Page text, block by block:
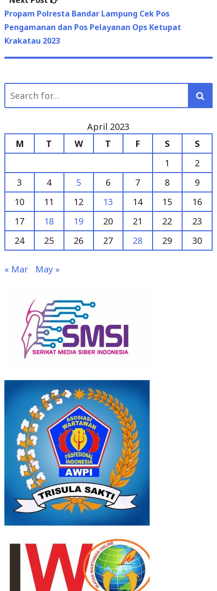
Pengamanan dan Pos Pelayanan Ops Ketupat
Krakatau 2023
1
2
8
9
10
11 12 13 14 15
16
17
18 19 20 21 22
23
24
25 26 27 28 29 30
« Mar May »